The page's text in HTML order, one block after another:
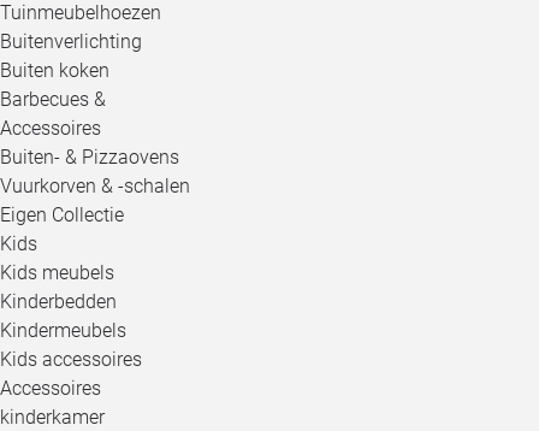
Tuinmeubelhoezen
Buitenverlichting
Buiten koken
Barbecues &
Accessoires
Buiten- & Pizzaovens
Vuurkorven & -schalen
Eigen Collectie
Kids
Kids meubels
Kinderbedden
Kindermeubels
Kids accessoires
Accessoires
kinderkamer